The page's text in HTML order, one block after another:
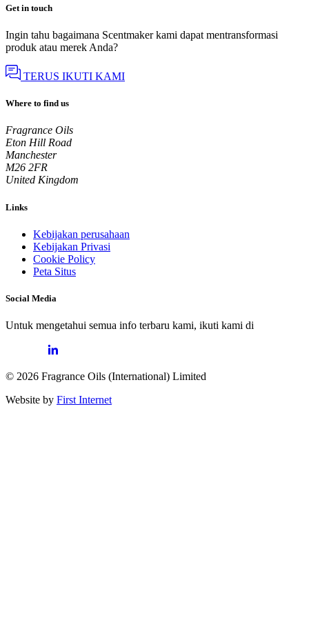
Get in touch
Ingin tahu bagaimana Scentmaker kami dapat mentransformasi
produk atau merek Anda?
TERUS IKUTI KAMI
Where to find us
Fragrance Oils
Eton Hill Road
Manchester
M26 2FR
United Kingdom
Links
Kebijakan perusahaan
Kebijakan Privasi
Cookie Policy
Peta Situs
Social Media
Untuk mengetahui semua info terbaru kami, ikuti kami di
© 2026 Fragrance Oils (International) Limited
Website by First Internet